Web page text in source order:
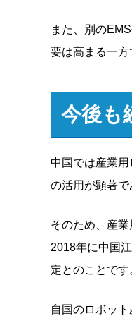
また、別の
要は高まる一方
今後も
中国では産業
の活用が顕著で
そのため、産
2018年に中国
定とのことです
自国のロボッ